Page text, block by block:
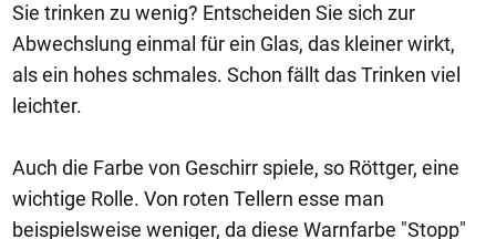
Sie trinken zu wenig? Entscheiden Sie sich zur
Abwechslung einmal für ein Glas, das kleiner wirkt,
als ein hohes schmales. Schon fällt das Trinken viel
leichter.
Auch die Farbe von Geschirr spiele, so Röttger, eine
wichtige Rolle. Von roten Tellern esse man
beispielsweise weniger, da diese Warnfarbe "Stopp"